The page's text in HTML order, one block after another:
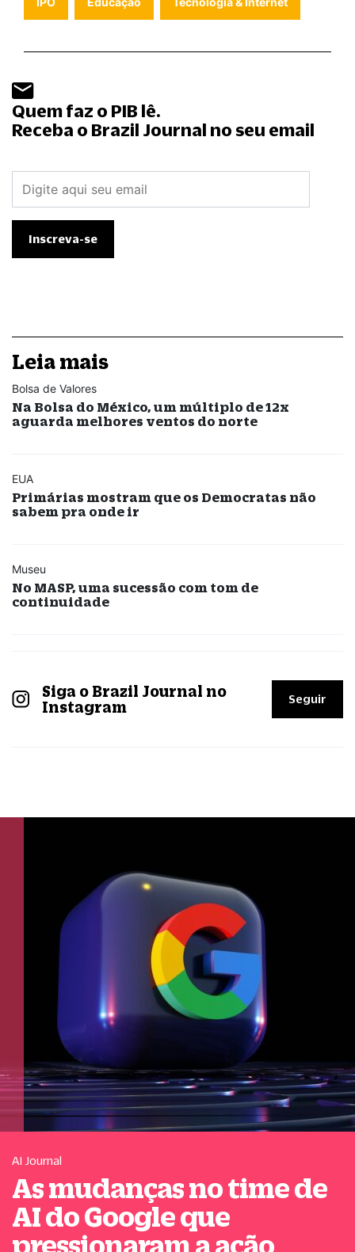
Quem faz o PIB lê.
Receba o Brazil Journal no seu email
Leia mais
Bolsa de Valores
Na Bolsa do México, um múltiplo de 12x
aguarda melhores ventos do norte
EUA
Primárias mostram que os Democratas não
sabem pra onde ir
Museu
No MASP, uma sucessão com tom de
continuidade
Siga o Brazil Journal no
Instagram
Seguir
AI Journal
As mudanças no time de
AI do Google que
pressionaram a ação